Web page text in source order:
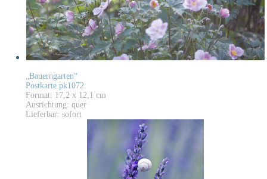
„Bauerngarten“
Postkarte pk1072
Format: 17,2 x 12,1 cm
Ausrichtung: quer
Lieferbar: sofort